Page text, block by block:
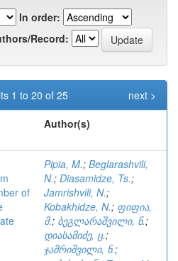
In order:
Record:
1 to 20 of 25
next >
Author(s)
of
Pipia, M.; Beglarashvili,
N.; Diasamidze, Ts.;
Jamrishvili, N.;
Kobakhidze, N.; ფიფია,
მ.; ბეგლარაშვილი, ნ.;
დიასამიძე, ც.;
ჯამრიშვილი, ნ.;